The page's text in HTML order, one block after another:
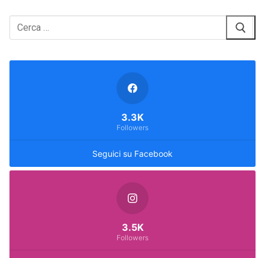
Cerca:
Seguici su Facebook
3.3K
Followers
3.5K
Followers